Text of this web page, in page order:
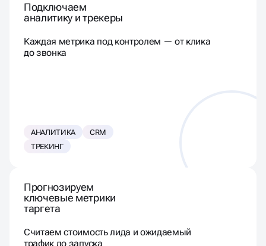
Подключаем
аналитику и трекеры
Каждая метрика под контролем — от клика
до звонка
АНАЛИТИКА
CRM
ТРЕКИНГ
Прогнозируем
ключевые метрики
таргета
Считаем стоимость лида и ожидаемый
трафик до запуска